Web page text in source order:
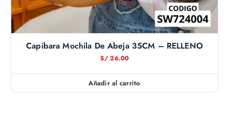
Capibara Mochila De Abeja 35CM – RELLENO
S/ 26.00
Añadir al carrito